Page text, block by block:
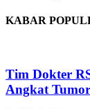
KABAR
Tim Dokter
Angkat